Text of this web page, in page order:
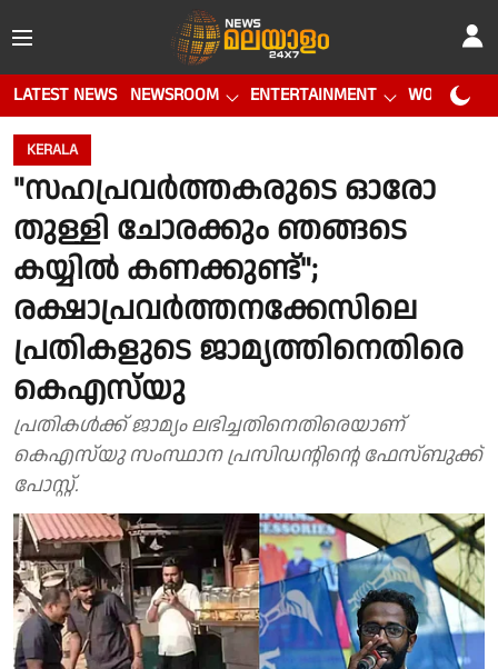
LATEST NEWS NEWSROOM ENTERTAINMENT WORLD CUP
KERALA
"സഹപ്രവർത്തകരുടെ ഓരോ
തുള്ളി ചോരക്കും ഞങ്ങടെ
കയ്യിൽ കണക്കുണ്ട്";
രക്ഷാപ്രവർത്തനക്കേസിലെ
പ്രതികളുടെ ജാമ്യത്തിനെതിരെ
കെഎസ്‌യു
പ്രതികൾക്ക് ജാമ്യം ലഭിച്ചതിനെതിരെയാണ്
കെഎസ്‌യു സംസ്ഥാന പ്രസിഡൻ്റിൻ്റെ ഫേസ്ബുക്ക്
പോസ്റ്റ്.